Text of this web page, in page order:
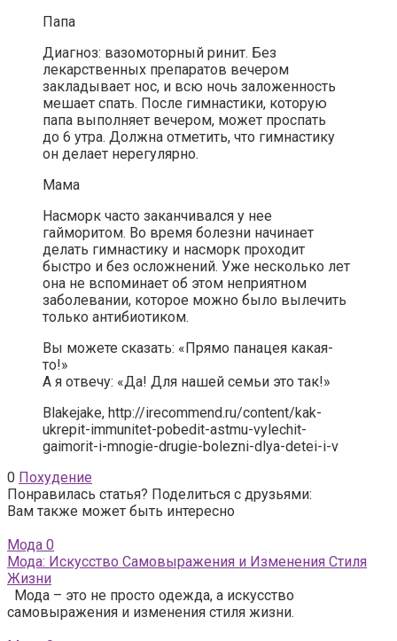
Папа
Диагноз: вазомоторный ринит. Без
лекарственных препаратов вечером
закладывает нос, и всю ночь заложенность
мешает спать. После гимнастики, которую
папа выполняет вечером, может проспать
до 6 утра. Должна отметить, что гимнастику
он делает нерегулярно.
Мама
Насморк часто заканчивался у нее
гайморитом. Во время болезни начинает
делать гимнастику и насморк проходит
быстро и без осложнений. Уже несколько лет
она не вспоминает об этом неприятном
заболевании, которое можно было вылечить
только антибиотиком.
Вы можете сказать: «Прямо панацея какая-
то!»
А я отвечу: «Да! Для нашей семьи это так!»
Blakejake, http://irecommend.ru/content/kak-
ukrepit-immunitet-pobedit-astmu-vylechit-
gaimorit-i-mnogie-drugie-bolezni-dlya-detei-i-v
0 Похудение
Понравилась статья? Поделиться с друзьями:
Вам также может быть интересно
Мода 0
Мода: Искусство Самовыражения и Изменения Стиля
Жизни
Мода – это не просто одежда, а искусство
самовыражения и изменения стиля жизни.